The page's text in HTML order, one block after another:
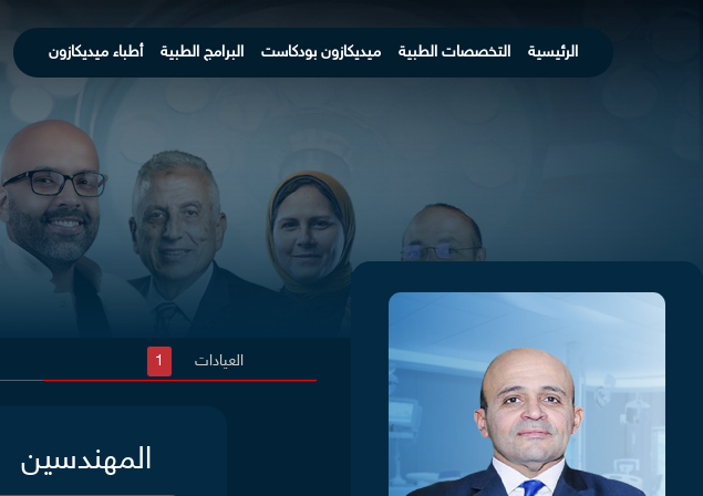
الرئيسية التخصصات الطبية ميديكازون بودكاست البرامج الطبية أطباء ميديكازون
العيادات 1
المهندسين